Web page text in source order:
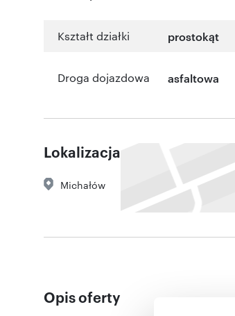
Kształt działki prostokąt
Droga dojazdowa asfaltowa
Lokalizacja
Michałów
Opis oferty